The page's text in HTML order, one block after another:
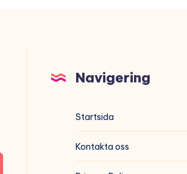
Navigering
Startsida
Kontakta oss